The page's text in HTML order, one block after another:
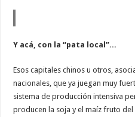
Y acá, con la “pata local”...
Esos capitales chinos u otros,
nacionales, que ya juegan muy
sistema de producción intensiva
producen la soja y el maíz fruto del